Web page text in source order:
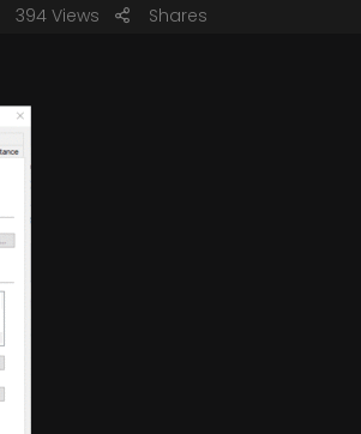
394 Views Shares